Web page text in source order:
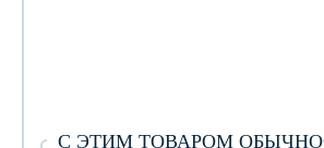
С ЭТИМ ТОВАРОМ ОБЫЧНО